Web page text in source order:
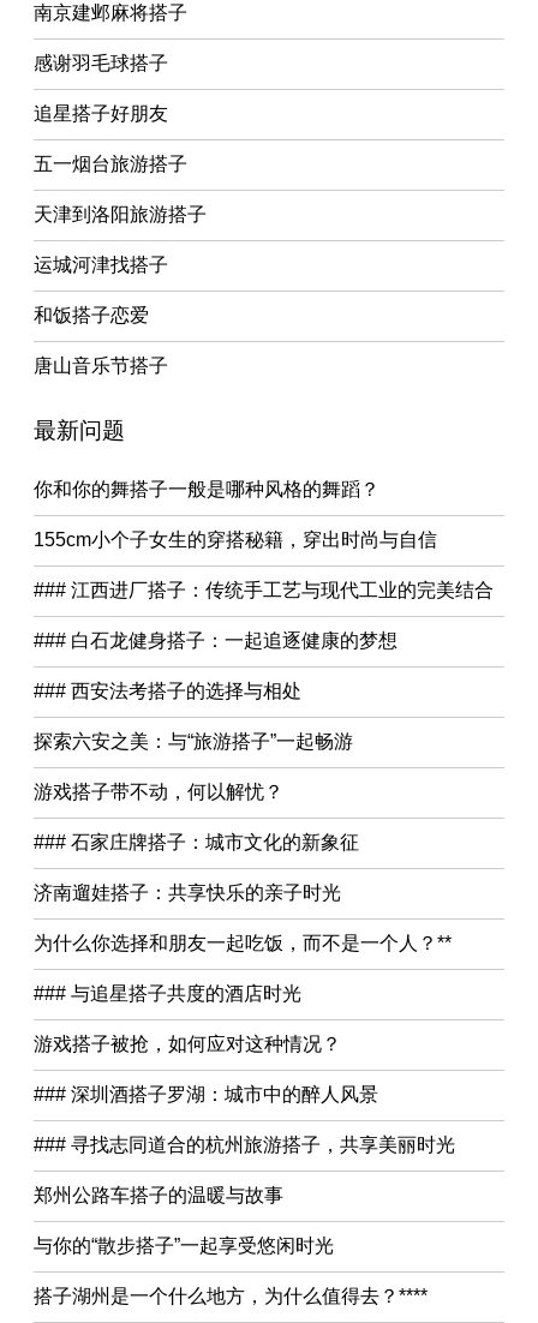
南京建邺麻将搭子
感谢羽毛球搭子
追星搭子好朋友
五一烟台旅游搭子
天津到洛阳旅游搭子
运城河津找搭子
和饭搭子恋爱
唐山音乐节搭子
最新问题
你和你的舞搭子一般是哪种风格的舞蹈？
155cm小个子女生的穿搭秘籍，穿出时尚与自信
### 江西进厂搭子：传统手工艺与现代工业的完美结合
### 白石龙健身搭子：一起追逐健康的梦想
### 西安法考搭子的选择与相处
探索六安之美：与“旅游搭子”一起畅游
游戏搭子带不动，何以解忧？
### 石家庄牌搭子：城市文化的新象征
济南遛娃搭子：共享快乐的亲子时光
为什么你选择和朋友一起吃饭，而不是一个人？**
### 与追星搭子共度的酒店时光
游戏搭子被抢，如何应对这种情况？
### 深圳酒搭子罗湖：城市中的醉人风景
### 寻找志同道合的杭州旅游搭子，共享美丽时光
郑州公路车搭子的温暖与故事
与你的“散步搭子”一起享受悠闲时光
搭子湖州是一个什么地方，为什么值得去？****